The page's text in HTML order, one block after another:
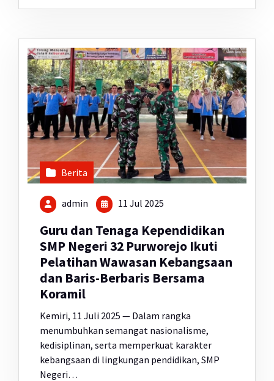
Berita
admin 11 Jul 2025
Guru dan Tenaga Kependidikan
SMP Negeri 32 Purworejo Ikuti
Pelatihan Wawasan Kebangsaan
dan Baris-Berbaris Bersama
Koramil
Kemiri, 11 Juli 2025 — Dalam rangka
menumbuhkan semangat nasionalisme,
kedisiplinan, serta memperkuat karakter
kebangsaan di lingkungan pendidikan, SMP
Negeri…